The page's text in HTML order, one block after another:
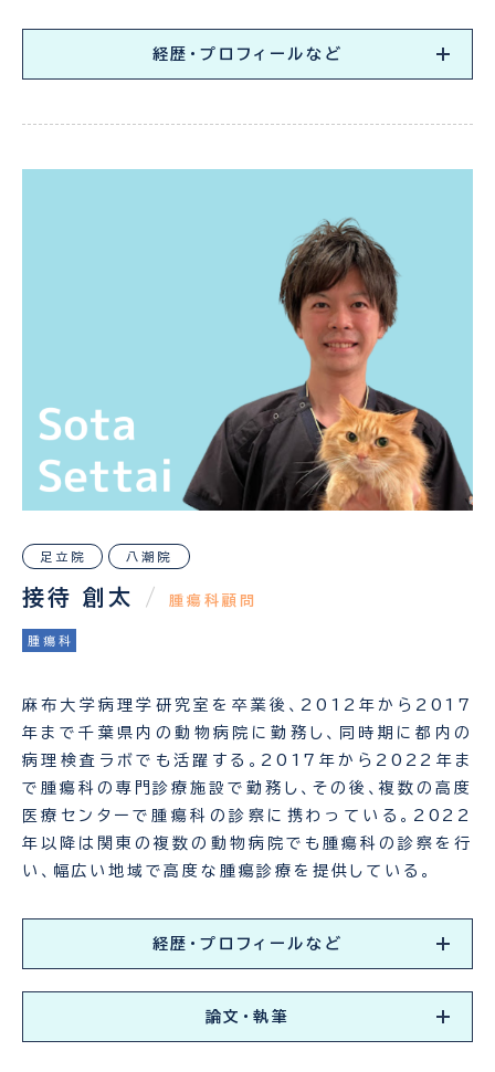
経歴・プロフィールなど
足立院 八潮院
接待 創太 / 腫瘍科顧問
腫瘍科
麻布大学病理学研究室を卒業後、2012年から2017
年まで千葉県内の動物病院に勤務し、同時期に都内の
病理検査ラボでも活躍する。2017年から2022年ま
で腫瘍科の専門診療施設で勤務し、その後、複数の高度
医療センターで腫瘍科の診察に携わっている。2022
年以降は関東の複数の動物病院でも腫瘍科の診察を行
い、幅広い地域で高度な腫瘍診療を提供している。
経歴・プロフィールなど
論文・執筆